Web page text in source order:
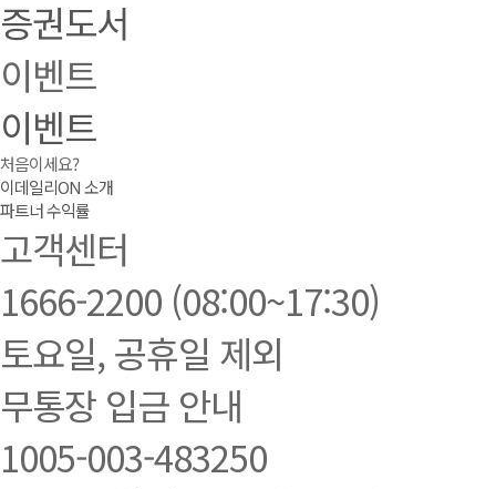
증권도서
이벤트
이벤트
처음이세요?
이데일리ON 소개
파트너 수익률
고객센터
1666-2200 (08:00~17:30)
토요일, 공휴일 제외
무통장 입금 안내
1005-003-483250